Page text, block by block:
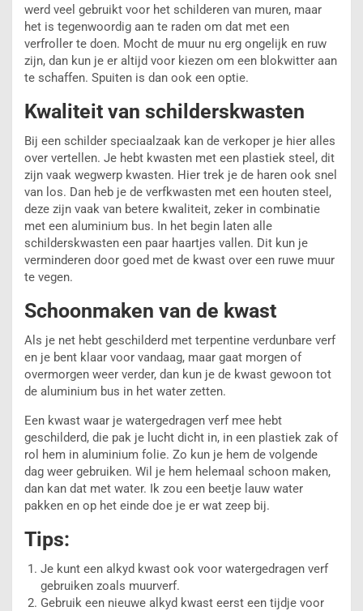
werd veel gebruikt voor het schilderen van muren, maar
het is tegenwoordig aan te raden om dat met een
verfroller te doen. Mocht de muur nu erg ongelijk en ruw
zijn, dan kun je er altijd voor kiezen om een blokwitter aan
te schaffen. Spuiten is dan ook een optie.
Kwaliteit van schilderskwasten
Bij een schilder speciaalzaak kan de verkoper je hier alles
over vertellen. Je hebt kwasten met een plastiek steel, dit
zijn vaak wegwerp kwasten. Hier trek je de haren ook snel
van los. Dan heb je de verfkwasten met een houten steel,
deze zijn vaak van betere kwaliteit, zeker in combinatie
met een aluminium bus. In het begin laten alle
schilderskwasten een paar haartjes vallen. Dit kun je
verminderen door goed met de kwast over een ruwe muur
te vegen.
Schoonmaken van de kwast
Als je net hebt geschilderd met terpentine verdunbare verf
en je bent klaar voor vandaag, maar gaat morgen of
overmorgen weer verder, dan kun je de kwast gewoon tot
de aluminium bus in het water zetten.
Een kwast waar je watergedragen verf mee hebt
geschilderd, die pak je lucht dicht in, in een plastiek zak of
rol hem in aluminium folie. Zo kun je hem de volgende
dag weer gebruiken. Wil je hem helemaal schoon maken,
dan kan dat met water. Ik zou een beetje lauw water
pakken en op het einde doe je er wat zeep bij.
Tips:
Je kunt een alkyd kwast ook voor watergedragen verf
gebruiken zoals muurverf.
Gebruik een nieuwe alkyd kwast eerst een tijdje voor